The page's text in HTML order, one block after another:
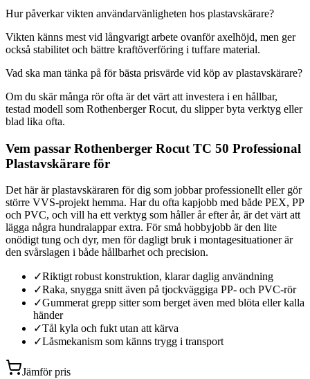
Hur påverkar vikten användarvänligheten hos plastavskärare?
Vikten känns mest vid långvarigt arbete ovanför axelhöjd, men ger
också stabilitet och bättre kraftöverföring i tuffare material.
Vad ska man tänka på för bästa prisvärde vid köp av plastavskärare?
Om du skär många rör ofta är det värt att investera i en hållbar,
testad modell som Rothenberger Rocut, du slipper byta verktyg eller
blad lika ofta.
Vem passar Rothenberger Rocut TC 50 Professional
Plastavskärare för
Det här är plastavskäraren för dig som jobbar professionellt eller gör
större VVS-projekt hemma. Har du ofta kapjobb med både PEX, PP
och PVC, och vill ha ett verktyg som håller år efter år, är det värt att
lägga några hundralappar extra. För små hobbyjobb är den lite
onödigt tung och dyr, men för dagligt bruk i montagesituationer är
den svårslagen i både hållbarhet och precision.
✓Riktigt robust konstruktion, klarar daglig användning
✓Raka, snygga snitt även på tjockväggiga PP- och PVC-rör
✓Gummerat grepp sitter som berget även med blöta eller kalla
händer
✓Tål kyla och fukt utan att kärva
✓Låsmekanism som känns trygg i transport
Jämför pris